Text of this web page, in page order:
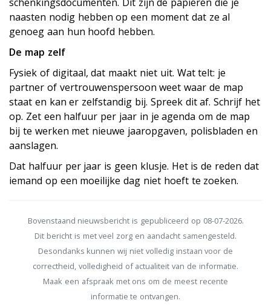
naasten nodig hebben op een moment dat ze al
genoeg aan hun hoofd hebben.
De map zelf
Fysiek of digitaal, dat maakt niet uit. Wat telt: je
partner of vertrouwenspersoon weet waar de map
staat en kan er zelfstandig bij. Spreek dit af. Schrijf het
op. Zet een halfuur per jaar in je agenda om de map
bij te werken met nieuwe jaaropgaven, polisbladen en
aanslagen.
Dat halfuur per jaar is geen klusje. Het is de reden dat
iemand op een moeilijke dag niet hoeft te zoeken.
Bovenstaand nieuwsbericht is gepubliceerd op 08-07-2026.
Dit bericht is met veel zorg en aandacht samengesteld.
Desondanks kunnen wij niet volledig instaan voor de
correctheid, volledigheid of actualiteit van de informatie.
Maak een afspraak met ons om de meest recente
informatie te ontvangen.